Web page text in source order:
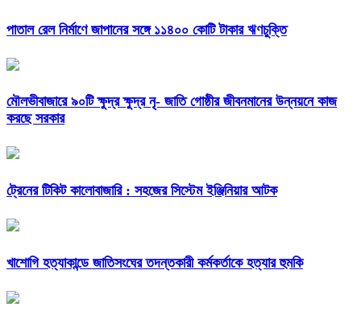
পাতাল রেল নির্মাণে জাপানের সঙ্গে ১১৪০০ কোটি টাকার ঋণচুক্তি
মৌলভীবাজারে ৯০টি ক্ষুদ্র ক্ষুদ্র নৃ- জাতি গোষ্ঠীর জীবনমানের উন্নয়নে কাজ
করছে সরকার
ট্রেনের টিকিট কালোবাজারি : সহজের সিস্টেম ইঞ্জিনিয়ার আটক
খাশোগি হত্যাকান্ডে জাতিসংঘের তদন্তকারী কর্মকর্তাকে হত্যার হুমকি